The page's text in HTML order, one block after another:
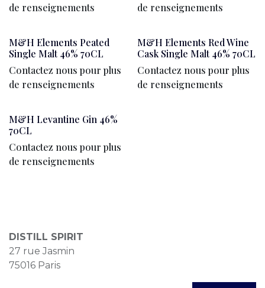
de renseignements
de renseignements
M&H Elements Peated
Single Malt 46% 70CL
Contactez nous pour plus
de renseignements
M&H Elements Red Wine
Cask Single Malt 46% 70CL
Contactez nous pour plus
de renseignements
M&H Levantine Gin 46%
70CL
Contactez nous pour plus
de renseignements
DISTILL SPIRIT
27 rue Jasmin
75016 Paris